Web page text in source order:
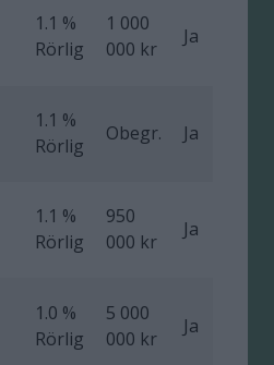
1.1 %
Rörlig
1 000
000 kr
Ja
1.1 %
Rörlig
Obegr. Ja
1.1 %
Rörlig
950
000 kr
Ja
1.0 %
Rörlig
5 000
000 kr
Ja